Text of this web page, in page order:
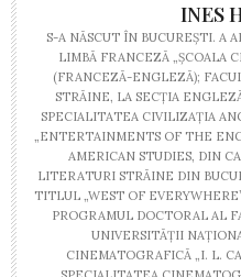
INES
S-A NĂSCUT ÎN BUCUREŞTI. A
LIMBĂ FRANCEZĂ „ŞCOALA
(FRANCEZĂ-ENGLEZĂ);
STRĂINE, LA SECŢIA
SPECIALITATEA CIVILIZAŢIA
„ENTERTAINMENTS OF THE
AMERICAN STUDIES, DIN
LITERATURI STRĂINE DIN
TITLUL „WEST OF
PROGRAMUL DOCTORAL AL
UNIVERSITĂŢII
CINEMATOGRAFICĂ „I. L.